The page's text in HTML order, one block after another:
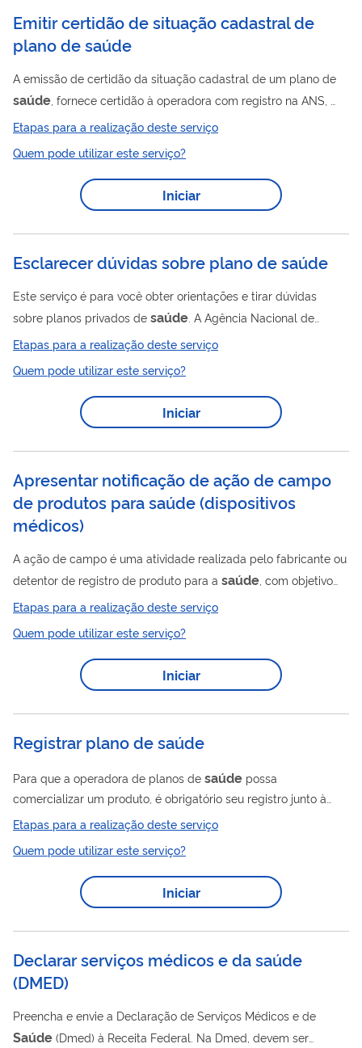
Emitir certidão de situação cadastral de
plano de saúde
A emissão de certidão da situação cadastral de um plano de
saúde , fornece certidão à operadora com registro na ANS,
que aponta a regularidade cadastral, assim como a situação
dos produtos registrados pela operadora no sistema de
Registro de Produtos ( RPS) e a situação de operação dos
produtos (ativo, ativo com comercialização suspensa ou
cancelado). É fornecida à operadora para uso em situações
licitações.
Etapas para a realização deste serviço
Quem pode utilizar este serviço?
Iniciar
Esclarecer dúvidas sobre plano de saúde
Este serviço é para você obter orientações e tirar dúvidas
sobre planos privados de saúde . A Agência Nacional de
Saúde Suplementar (ANS) é o órgão que regula os planos
privados de
saúde
no Brasil. Ela cria normas e fiscaliza as
operadoras que oferecem esses planos. A ANS não regula os
planos oferecidos por governos, como os planos de
servidores públicos. Nesses casos, o responsável é o próprio
Etapas para a realização deste serviço
Quem pode utilizar este serviço?
Iniciar
Apresentar notificação de ação de campo
de produtos para saúde (dispositivos
médicos)
A ação de campo é uma atividade realizada pelo fabricante ou
detentor de registro de produto para a saúde , com objetivo
de reduzir o risco de ocorrência de evento adverso relacionado
sobre ação de campo: https://www.gov.br/anvisa/pt-
br/assuntos/fiscalizacao-e-
monitoramento/tecnovigilancia/acao-de-campo
Etapas para a realização deste serviço
Quem pode utilizar este serviço?
Iniciar
Registrar plano de saúde
Para que a operadora de planos de saúde possa
comercializar um produto, é obrigatório seu registro junto à
ANS.
Etapas para a realização deste serviço
Quem pode utilizar este serviço?
Iniciar
Declarar serviços médicos e da saúde
(DMED)
Preencha e envie a Declaração de Serviços Médicos e de
Saúde (Dmed) à Receita Federal. Na Dmed, devem ser